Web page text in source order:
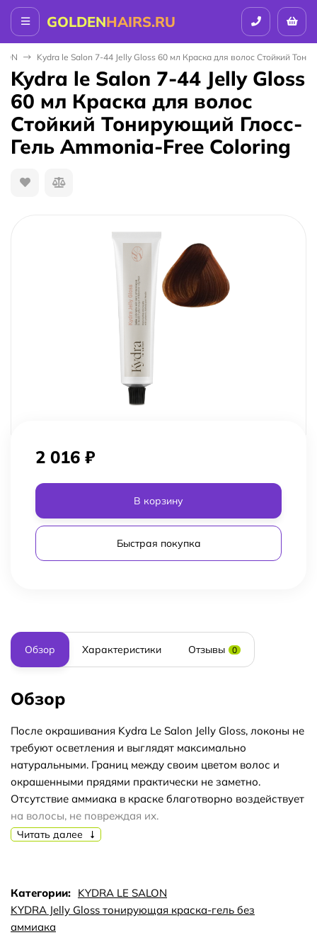
GOLDENHAIRS.RU
Kydra le Salon 7-44 Jelly Gloss 60 мл Краска для волос Стойкий
Kydra le Salon 7-44 Jelly Gloss
60 мл Краска для волос
Стойкий Тонирующий Глосс-
Гель Ammonia-Free Coloring
2 016 ₽
В корзину
Быстрая покупка
Обзор Характеристики Отзывы 0
Обзор
После окрашивания Kydra Le Salon Jelly Gloss, локоны не
требуют осветления и выглядят максимально
натуральными. Границ между своим цветом волос и
окрашенными прядями практически не заметно.
Отсутствие аммиака в краске благотворно воздействует
на волосы, не повреждая их.
После окрашивания гель-краской Kydra Le Salon Jelly
Kydra Le Salon Jelly Gloss Ammonia-Free Coloring 6
придает локонам замечательный глоссинг, то есть
передает прядям насыщенные, глубокие оттенки.
Читать далее
Категории: KYDRA LE SALON
KYDRA Jelly Gloss тонирующая краска-гель без
аммиака